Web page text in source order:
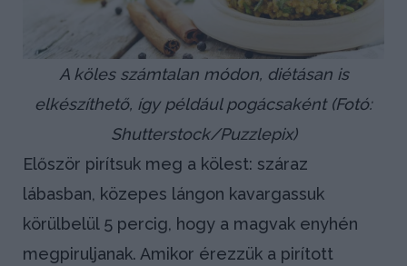
A köles számtalan módon, diétásan is
elkészíthető, így például pogácsaként (Fotó:
Shutterstock/Puzzlepix)
Először pirítsuk meg a kölest: száraz
lábasban, közepes lángon kavargassuk
körülbelül 5 percig, hogy a magvak enyhén
megpiruljanak. Amikor érezzük a pirított